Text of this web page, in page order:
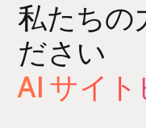
私たちの
ださい
AI サイ